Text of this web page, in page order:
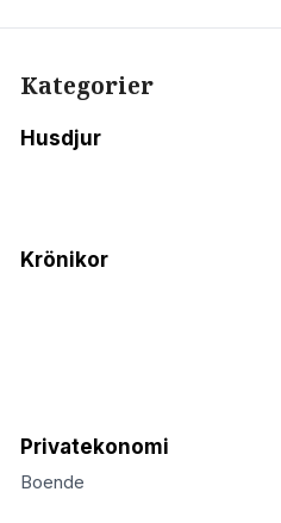
Kategorier
Husdjur
Krönikor
Privatekonomi
Boende